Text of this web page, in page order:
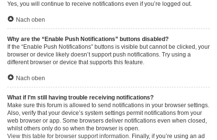
Yes, you will continue to receive notifications even if you’re logged out.
Nach oben
Why are the “Enable Push Notifications” buttons disabled?
If the “Enable Push Notifications” buttons is visible but cannot be clicked, your
browser or device likely doesn’t support push notifications. Try using a
different browser or device that supports this feature.
Nach oben
What if I’m still having trouble receiving notifications?
Make sure this forum is allowed to send notifications in your browser settings.
Also, verify that your device’s system settings permit notifications from your
web browser or app. Some browsers deliver notifications even when closed,
whilst others only do so when the browser is open.
View this table for browser support information. Finally, if you’re using an ad